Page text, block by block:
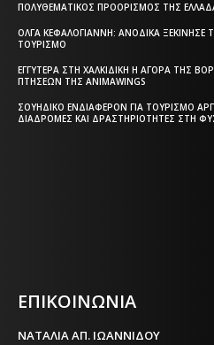
ΠΟΛΥΘΕΜΑΤΙΚΌΣ ΠΡΟΟΡΙΣΜΌΣ ΤΗΣ
ΌΛΓΑ ΚΕΦΑΛΟΓΙΆΝΝΗ: ΑΝΟΔΙΚΆ ΞΕΚΊΝΗΣΕ
ΤΟΥΡΙΣΜΌ
ΕΓΓΎΤΕΡΑ ΣΤΗ ΧΑΛΚΙΔΙΚΉ Η ΑΓΟΡΆ ΤΗΣ
ΠΤΉΣΕΩΝ ΤΗΣ ANIMAWINGS
ΣΟΥΗΔΙΚΌ ΕΝΔΙΑΦΈΡΟΝ ΓΙΑ ΤΟΥΡΙΣΜΌ
ΔΙΑΔΡΟΜΈΣ ΚΑΙ ΔΡΑΣΤΗΡΙΌΤΗΤΕΣ ΣΤΗ
ΕΠΙΚΟΙΝΩΝΙΑ
ΝΑΤΑΛΙΑ ΑΠ. ΙΩΑΝΝΙΔΟΥ